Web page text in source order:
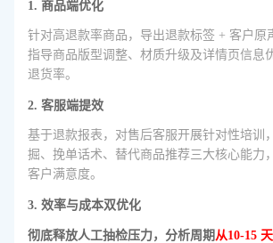
1. 商品端优化
针对高退款率商品，导出退款标签 + 客户原
指导商品版型调整、材质升级及详情页信息
退货率。
2. 客服端提效
基于退款报表，对售后客服开展针对性培训
掘、挽单话术、替代商品推荐三大核心能力
客户满意度。
3. 效率与成本双优化
彻底释放人工抽检压力，分析周期 从10-15